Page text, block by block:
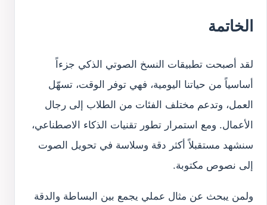
الخاتمة
لقد أصبحت تطبيقات النسخ الصوتي الذكي جزءاً
أساسياً من حياتنا اليومية، فهي توفر الوقت، تسهّل
العمل، وتدعم مختلف الفئات من الطلاب إلى رجال
الأعمال. ومع استمرار تطور تقنيات الذكاء الاصطناعي،
سنشهد مستقبلاً أكثر دقة وسلاسة في تحويل الصوت
إلى نصوص مكتوبة.
ولمن يبحث عن مثال عملي يجمع بين البساطة والدقة